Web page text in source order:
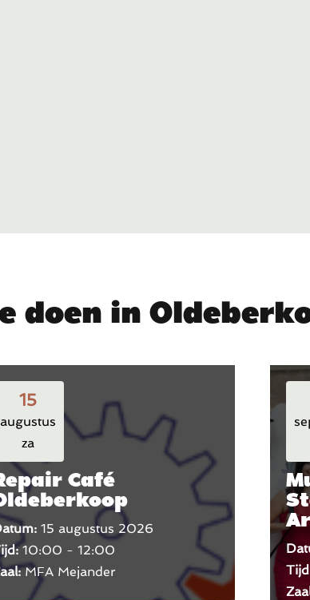
doen in
15
augustus
za
Café
15 augustus 2026
10:00 - 12:00
MFA Mejander